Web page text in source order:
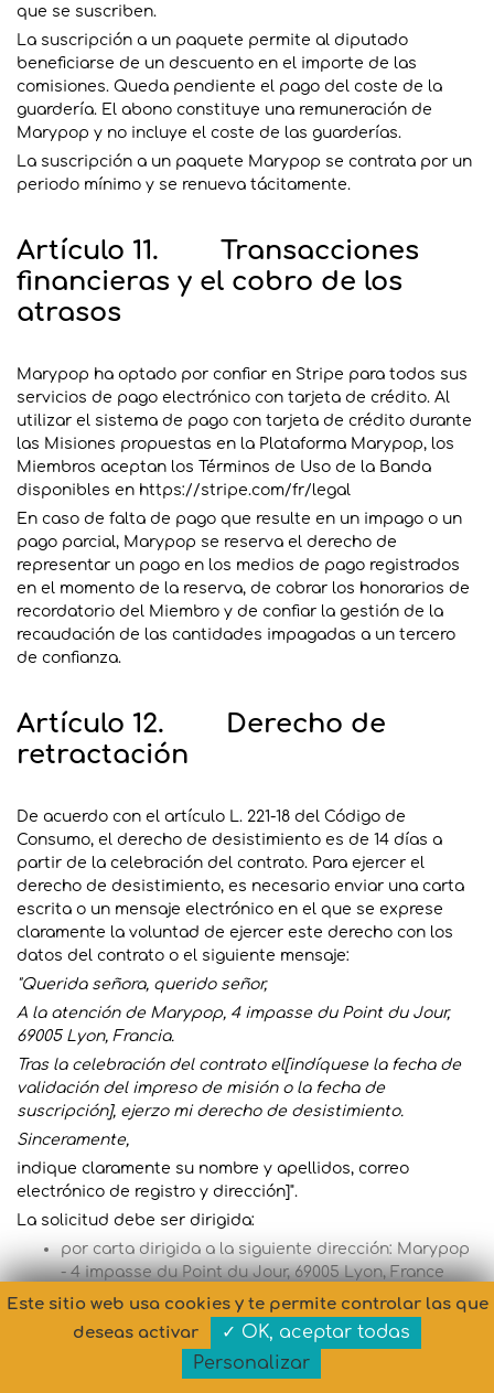
que se suscriben.
La suscripción a un paquete permite al diputado
beneficiarse de un descuento en el importe de las
comisiones. Queda pendiente el pago del coste de la
guardería. El abono constituye una remuneración de
Marypop y no incluye el coste de las guarderías.
La suscripción a un paquete Marypop se contrata por un
periodo mínimo y se renueva tácitamente.
Artículo 11. Transacciones
financieras y el cobro de los
atrasos
Marypop ha optado por confiar en Stripe para todos sus
servicios de pago electrónico con tarjeta de crédito. Al
utilizar el sistema de pago con tarjeta de crédito durante
las Misiones propuestas en la Plataforma Marypop, los
Miembros aceptan los Términos de Uso de la Banda
disponibles en https://stripe.com/fr/legal
En caso de falta de pago que resulte en un impago o un
pago parcial, Marypop se reserva el derecho de
representar un pago en los medios de pago registrados
en el momento de la reserva, de cobrar los honorarios de
recordatorio del Miembro y de confiar la gestión de la
recaudación de las cantidades impagadas a un tercero
de confianza.
Artículo 12. Derecho de
retractación
De acuerdo con el artículo L. 221-18 del Código de
Consumo, el derecho de desistimiento es de 14 días a
partir de la celebración del contrato. Para ejercer el
derecho de desistimiento, es necesario enviar una carta
escrita o un mensaje electrónico en el que se exprese
claramente la voluntad de ejercer este derecho con los
datos del contrato o el siguiente mensaje:
"Querida señora, querido señor,
A la atención de Marypop, 4 impasse du Point du Jour,
69005 Lyon, Francia.
Tras la celebración del contrato el[indíquese la fecha de
validación del impreso de misión o la fecha de
suscripción], ejerzo mi derecho de desistimiento.
Sinceramente,
indique claramente su nombre y apellidos, correo
electrónico de registro y dirección]".
La solicitud debe ser dirigida:
por carta dirigida a la siguiente dirección: Marypop
- 4 impasse du Point du Jour, 69005 Lyon, France
por correo electrónico a la siguiente dirección:
contact@marypop.com
Sin embargo, de acuerdo con el artículo L.221-28 1° del
Código de Consumo, el Usuario renuncia expresamente al
Este sitio web usa cookies y te permite controlar las que
deseas activar
✓ OK, aceptar todas
Personalizar